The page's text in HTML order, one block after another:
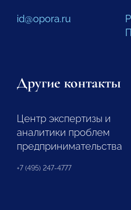
id@opora.ru
Другие контакты
Центр экспертизы и
аналитики проблем
предпринимательства
+7 (495) 247-4777